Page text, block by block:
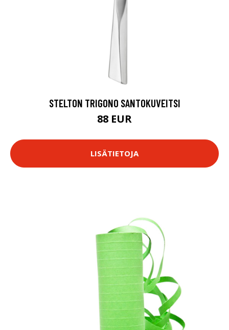
STELTON TRIGONO SANTOKUVEITSI
88 EUR
LISÄTIETOJA